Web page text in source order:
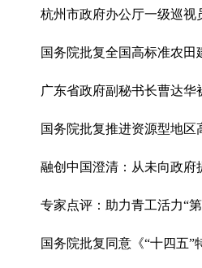
杭州市政府办公厅一级巡视
国务院批复全国高标准农田
广东省政府副秘书长曹达华
国务院批复推进资源型地区
融创中国澄清：从未向政府
专家点评：助力青工活力“
国务院批复同意《“十四五”